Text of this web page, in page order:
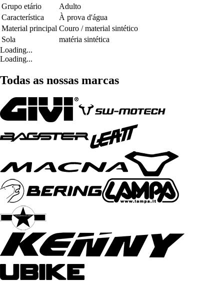
Grupo etário
Adulto
Característica
À prova d'água
Material principal Couro / material sintético
Sola
matéria sintética
Loading...
Loading...
Todas as nossas marcas